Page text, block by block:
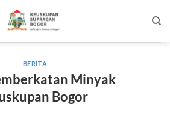
BERITA
Minyak
Bogor